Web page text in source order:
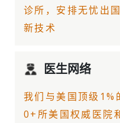
诊所，安排无忧出
新技术
医生网络
我们与美国顶级1%
0+所美国权威医院